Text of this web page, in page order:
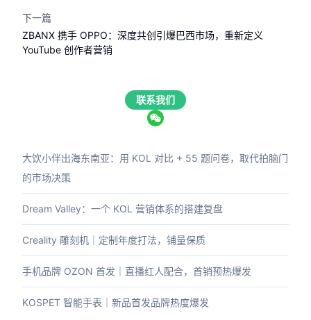
下一篇
ZBANX 携手 OPPO：深度共创引爆巴西市场，重新定义
YouTube 创作者营销
联系我们
大饮小伴出海东南亚：用 KOL 对比 + 55 题问卷，取代拍脑门
的市场决策
Dream Valley：一个 KOL 营销体系的搭建复盘
Creality 雕刻机｜定制年度打法，铺量保质
手机品牌 OZON 首发｜直播红人配合，首销预热爆发
KOSPET 智能手表｜新品首发品牌热度爆发